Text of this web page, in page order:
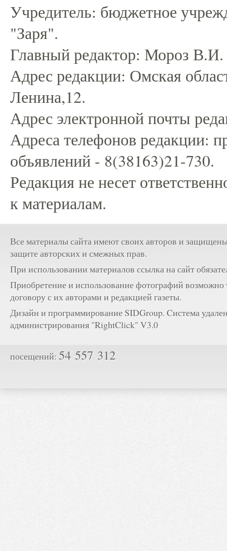
Учредитель: бюджетное
"Заря".
Главный редактор: Мороз В.И.
Адрес редакции: Омская
Ленина,12.
Адрес электронной почты
Адреса телефонов редакции:
объявлений - 8(38163)21-730.
Редакция не несет
к материалам.
Все материалы сайта имеют своих авторов и
защите авторских и смежных прав.
При использовании материалов ссылка на сайт
Приобретение и использование фотографий возможно
договору с их авторами и редакцией газеты.
Дизайн и программирование SIDGroup. Cистема
администрирования "RightClick" V3.0
посещений: 54 557 312